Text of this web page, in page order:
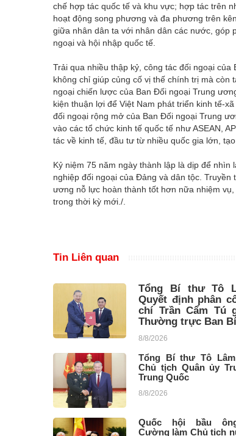
chế hợp tác quốc tế và khu vực; hợp tác trên
hoạt động song phương và đa phương trên
giữa nhân dân ta với nhân dân các nước, góp
ngoại và hội nhập quốc tế.
Trải qua nhiều thập kỷ, công tác đối ngoại
không chỉ giúp củng cố vị thế chính trị mà
ngoại chiến lược của Ban Đối ngoại Trung
kiện thuận lợi để Việt Nam phát triển kinh tế-
đối ngoại rộng mở của Ban Đối ngoại Trung
vào các tổ chức kinh tế quốc tế như ASEAN,
tác về kinh tế, đầu tư từ nhiều quốc gia lớn,
Kỷ niệm 75 năm ngày thành lập là dịp để
nghiệp đối ngoại của Đảng và dân tộc.
ương nỗ lực hoàn thành tốt hơn nữa nhiệm
trong thời kỳ mới./.
Tin Liên quan
Tổng Bí thư Tô
Quyết định phân
chí Trần Cẩm Tú
Thường trực Ban
8/8/2026
Tổng Bí thư Tô
Chủ tịch Quân ủy
Trung Quốc
8/8/2026
Quốc hội bầu
Cường làm Chủ tịch